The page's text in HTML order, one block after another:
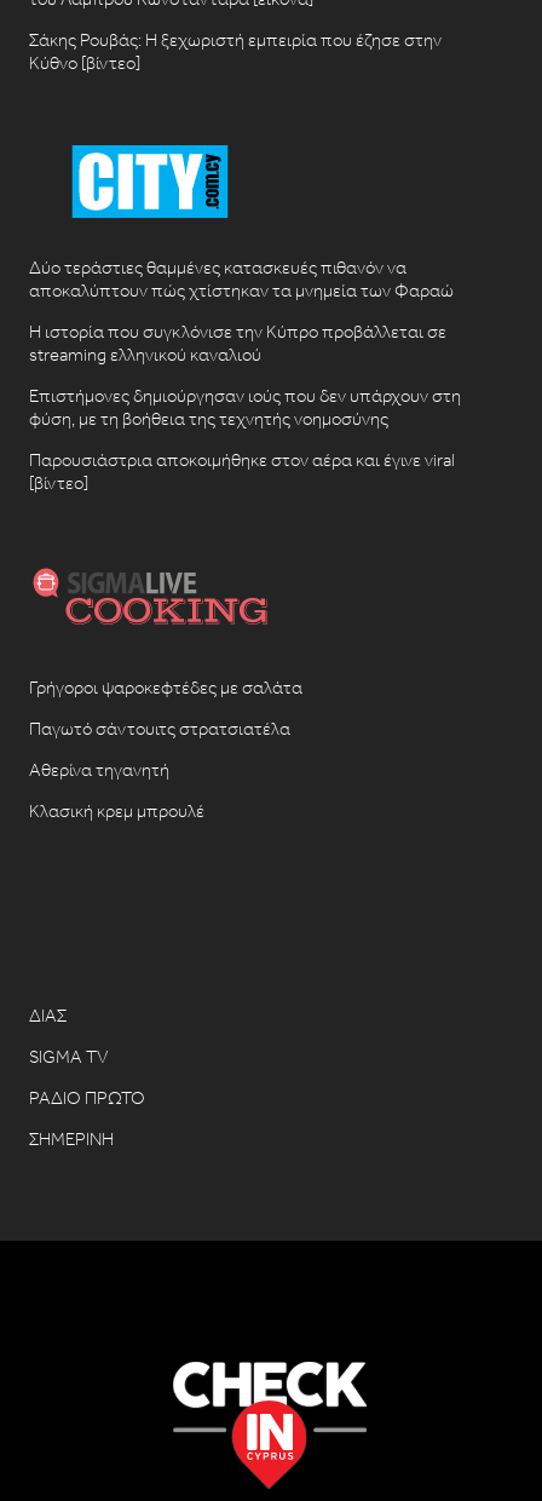
Σάκης Ρουβάς: Η ξεχωριστή εμπειρία που έζησε στην
Κύθνο [βίντεο]
Δύο τεράστιες θαμμένες κατασκευές πιθανόν να
αποκαλύπτουν πώς χτίστηκαν τα μνημεία των Φαραώ
Η ιστορία που συγκλόνισε την Κύπρο προβάλλεται σε
streaming ελληνικού καναλιού
Επιστήμονες δημιούργησαν ιούς που δεν υπάρχουν στη
φύση, με τη βοήθεια της τεχνητής νοημοσύνης
Παρουσιάστρια αποκοιμήθηκε στον αέρα και έγινε viral
[βίντεο]
Γρήγοροι ψαροκεφτέδες με σαλάτα
Παγωτό σάντουιτς στρατσιατέλα
Αθερίνα τηγανητή
Κλασική κρεμ μπρουλέ
ΔΙΑΣ
SIGMA TV
ΡΑΔΙΟ ΠΡΩΤΟ
ΣΗΜΕΡΙΝΗ